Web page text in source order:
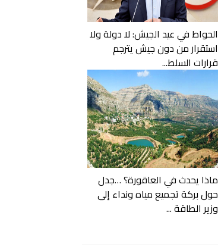
الحواط في عيد الجيش: لا دولة ولا
استقرار من دون جيش يترجم
قرارات السلط...
ماذا يحدث في العاقورة؟ …جدل
حول بركة تجميع مياه ونداء إلى
وزير الطاقة ...